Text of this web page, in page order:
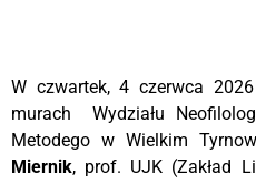
W czwartek, 4 czerwca
murach Wydziału
Metodego w Wielkim
Miernik, prof. UJK (Zakład